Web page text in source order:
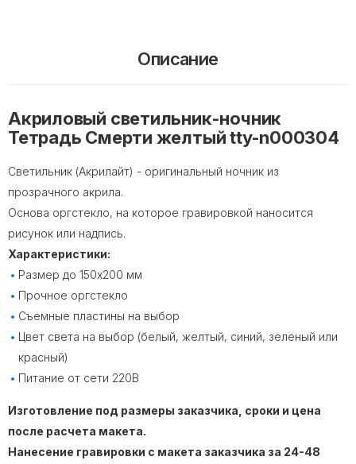
Описание
Акриловый светильник-ночник
Тетрадь Смерти желтый tty-n000304
Светильник (Акрилайт) - оригинальный ночник из
прозрачного акрила.
Основа оргстекло, на которое гравировкой наносится
рисунок или надпись.
Характеристики:
Размер до 150х200 мм
Прочное оргстекло
Съемные пластины на выбор
Цвет света на выбор (белый, желтый, синий, зеленый или
красный)
Питание от сети 220В
Изготовление под размеры заказчика, сроки и цена
после расчета макета.
Нанесение гравировки с макета заказчика за 24-48